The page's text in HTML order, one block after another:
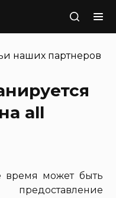
Поиск
наших партнеров
all
может быть